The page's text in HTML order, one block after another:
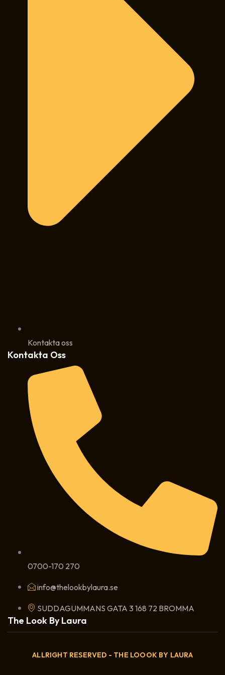
Kontakta oss
Kontakta Oss
0700-170 270
info@thelookbylaura.se
SUDDAGUMMANS GATA 3 168 72 BROMMA
The Look By Laura
ALLRIGHT RESERVED - THE LOOOK BY LAURA